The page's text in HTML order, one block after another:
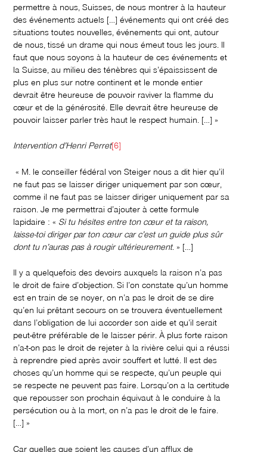
permettre à nous, Suisses, de nous montrer à la hauteur
des événements actuels […] événements qui ont créé des
situations toutes nouvelles, événements qui ont, autour
de nous, tissé un drame qui nous émeut tous les jours. Il
faut que nous soyons à la hauteur de ces événements et
la Suisse, au milieu des ténèbres qui s’épaississent de
plus en plus sur notre continent et le monde entier
devrait être heureuse de pouvoir raviver la flamme du
cœur et de la générosité. Elle devrait être heureuse de
pouvoir laisser parler très haut le respect humain. […] »
Intervention d’Henri Perret[6]
« M. le conseiller fédéral von Steiger nous a dit hier qu’il
ne faut pas se laisser diriger uniquement par son cœur,
comme il ne faut pas se laisser diriger uniquement par sa
raison. Je me permettrai d’ajouter à cette formule
lapidaire : « Si tu hésites entre ton cœur et ta raison,
laisse-toi diriger par ton cœur car c’est un guide plus sûr
dont tu n’auras pas à rougir ultérieurement. » […]
Il y a quelquefois des devoirs auxquels la raison n’a pas
le droit de faire d’objection. Si l’on constate qu’un homme
est en train de se noyer, on n’a pas le droit de se dire
qu’en lui prêtant secours on se trouvera éventuellement
dans l’obligation de lui accorder son aide et qu’il serait
peut-être préférable de le laisser périr. À plus forte raison
n’a-t-on pas le droit de rejeter à la rivière celui qui a réussi
à reprendre pied après avoir souffert et lutté. Il est des
choses qu’un homme qui se respecte, qu’un peuple qui
se respecte ne peuvent pas faire. Lorsqu’on a la certitude
que repousser son prochain équivaut à le conduire à la
persécution ou à la mort, on n’a pas le droit de le faire.
[…] »
Car quelles que soient les causes d’un afflux de